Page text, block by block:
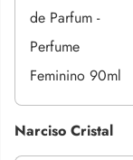
Narciso Cristal